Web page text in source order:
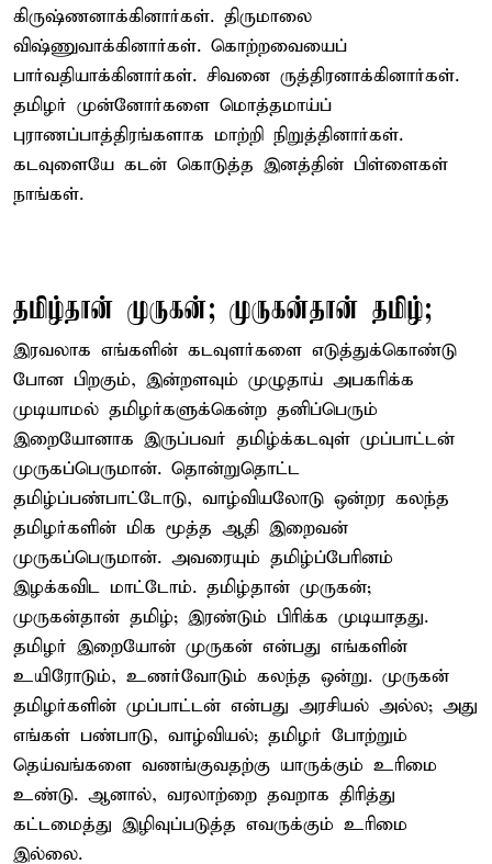
கிருஷ்ணனாக்கினார்கள். திருமாலை
விஷ்ணுவாக்கினார்கள். கொற்றவையைப்
பார்வதியாக்கினார்கள். சிவனை ருத்திரனாக்கினார்கள்.
தமிழர் முன்னோர்களை மொத்தமாய்ப்
புராணப்பாத்திரங்களாக மாற்றி நிறுத்தினார்கள்.
கடவுளையே கடன் கொடுத்த இனத்தின் பிள்ளைகள்
நாங்கள்.
தமிழ்தான் முருகன்; முருகன்தான் தமிழ்;
இரவலாக எங்களின் கடவுளர்களை எடுத்துக்கொண்டு
போன பிறகும், இன்றளவும் முழுதாய் அபகரிக்க
முடியாமல் தமிழர்களுக்கென்ற தனிப்பெரும்
இறையோனாக இருப்பவர் தமிழ்க்கடவுள் முப்பாட்டன்
முருகப்பெருமான். தொன்றுதொட்ட
தமிழ்ப்பண்பாட்டோடு, வாழ்வியலோடு ஒன்றர கலந்த
தமிழர்களின் மிக மூத்த ஆதி இறைவன்
முருகப்பெருமான். அவரையும் தமிழ்ப்பேரினம்
இழக்கவிட மாட்டோம். தமிழ்தான் முருகன்;
முருகன்தான் தமிழ்; இரண்டும் பிரிக்க முடியாதது.
தமிழர் இறையோன் முருகன் என்பது எங்களின்
உயிரோடும், உணர்வோடும் கலந்த ஒன்று. முருகன்
தமிழர்களின் முப்பாட்டன் என்பது அரசியல் அல்ல; அது
எங்கள் பண்பாடு, வாழ்வியல்; தமிழர் போற்றும்
தெய்வங்களை வணங்குவதற்கு யாருக்கும் உரிமை
உண்டு. ஆனால், வரலாற்றை தவறாக திரித்து
கட்டமைத்து இழிவுப்படுத்த எவருக்கும் உரிமை
இல்லை.